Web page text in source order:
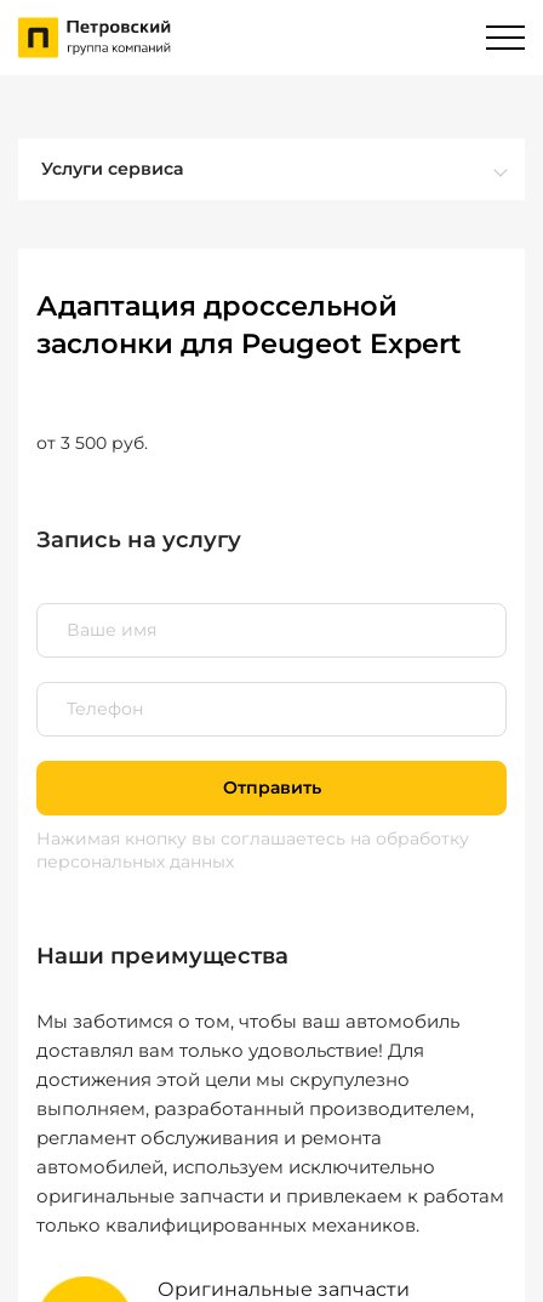
Услуги сервиса
Адаптация дроссельной
заслонки для Peugeot Expert
от 3 500 руб.
Запись на услугу
Отправить
Нажимая кнопку вы соглашаетесь на обработку
персональных данных
Наши преимущества
Мы заботимся о том, чтобы ваш автомобиль
доставлял вам только удовольствие! Для
достижения этой цели мы скрупулезно
выполняем, разработанный производителем,
регламент обслуживания и ремонта
автомобилей, используем исключительно
оригинальные запчасти и привлекаем к работам
только квалифицированных механиков.
Оригинальные запчасти